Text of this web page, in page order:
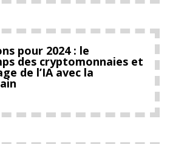
pour 2024 : le
des cryptomonnaies et
de l’IA avec la